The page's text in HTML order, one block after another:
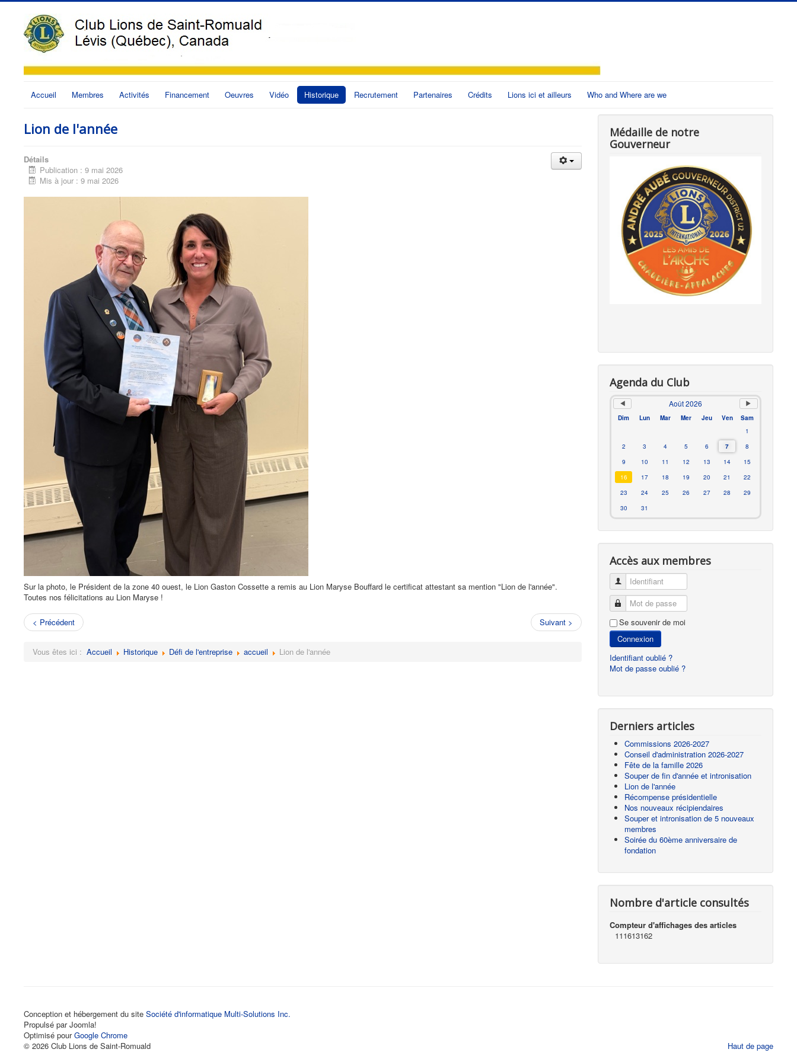
Accueil Membres Activités Financement Oeuvres Vidéo Historique Recrutement Partenaires Crédits Lions ici et ailleurs Who and Where are we
Lion de l'année
Détails
Publication : 9 mai 2026
Mis à jour : 9 mai 2026
Sur la photo, le Président de la zone 40 ouest, le Lion Gaston Cossette a remis au Lion Maryse Bouffard le certificat attestant sa mention "Lion de l'année".
Toutes nos félicitations au Lion Maryse !
< Précédent Suivant >
Vous êtes ici : Accueil Historique Défi de l'entreprise accueil Lion de l'année
Médaille de notre
Gouverneur
Agenda du Club
Août 2026
Dim Lun Mar Mer Jeu Ven
Sam
1
2
3 4 5 6 7
8
9
10 11 12 13 14
15
16
17 18 19 20 21
22
23
24 25 26 27 28
29
30
31
Accès aux membres
Identifiant
Mot de passe
Se souvenir de moi
Connexion
Identifiant oublié ?
Mot de passe oublié ?
Derniers articles
Commissions 2026-2027
Conseil d'administration 2026-2027
Fête de la famille 2026
Souper de fin d'année et intronisation
Lion de l'année
Récompense présidentielle
Nos nouveaux récipiendaires
Souper et intronisation de 5 nouveaux
membres
Soirée du 60ème anniversaire de
fondation
Nombre d'article consultés
Compteur d'affichages des articles
111613162
Conception et hébergement du site Société d'informatique Multi-Solutions Inc.
Propulsé par Joomla!
Optimisé pourGoogle Chrome
Haut de page
© 2026 Club Lions de Saint-Romuald